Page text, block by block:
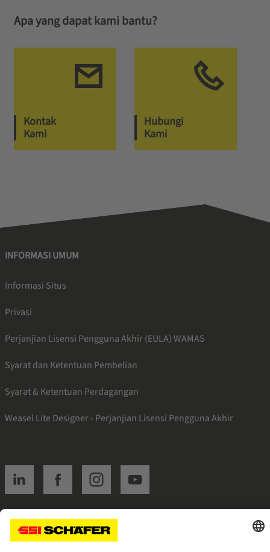
Apa yang dapat kami bantu?
Kontak
Kami
Hubungi
Kami
INFORMASI UMUM
Informasi Situs
Privasi
Perjanjian Lisensi Pengguna Akhir (EULA) WAMAS
Syarat dan Ketentuan Pembelian
Syarat & Ketentuan Perdagangan
Weasel Lite Designer - Perjanjian Lisensi Pengguna Akhir
SSI linkedinSSI facebookSSI instagramSSI youtube